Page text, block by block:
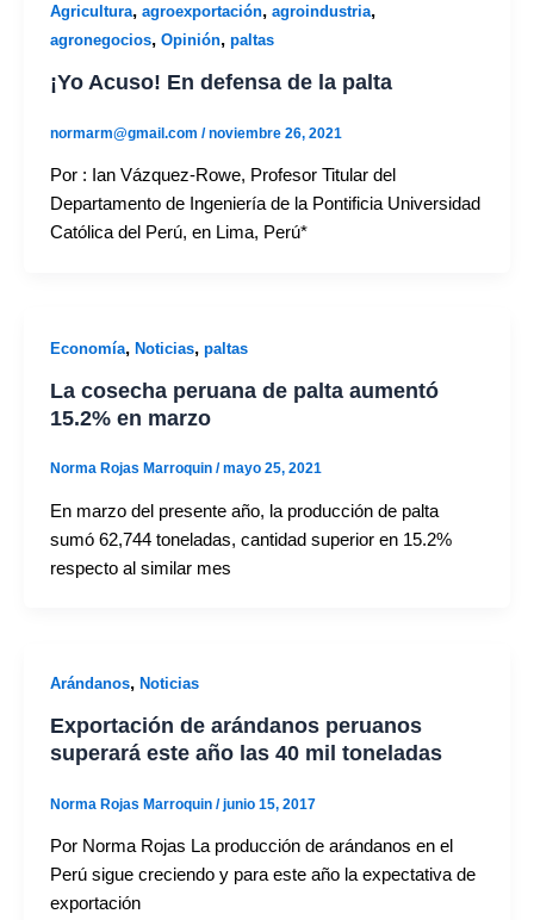
Agricultura, agroexportación, agroindustria,
agronegocios, Opinión, paltas
¡Yo Acuso! En defensa de la palta
normarm@gmail.com /noviembre 26, 2021
Por : Ian Vázquez-Rowe, Profesor Titular del
Departamento de Ingeniería de la Pontificia Universidad
Católica del Perú, en Lima, Perú*
Economía, Noticias, paltas
La cosecha peruana de palta aumentó
15.2% en marzo
Norma Rojas Marroquin /mayo 25, 2021
En marzo del presente año, la producción de palta
sumó 62,744 toneladas, cantidad superior en 15.2%
respecto al similar mes
Arándanos, Noticias
Exportación de arándanos peruanos
superará este año las 40 mil toneladas
Norma Rojas Marroquin /junio 15, 2017
Por Norma Rojas La producción de arándanos en el
Perú sigue creciendo y para este año la expectativa de
exportación